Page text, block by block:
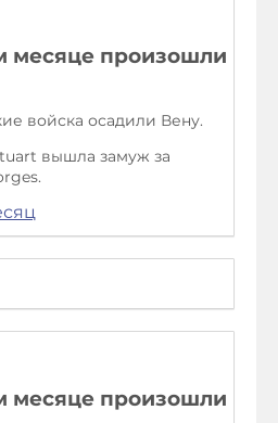
месяце произошли
войска осадили Вену.
вышла замуж за
месяце произошли